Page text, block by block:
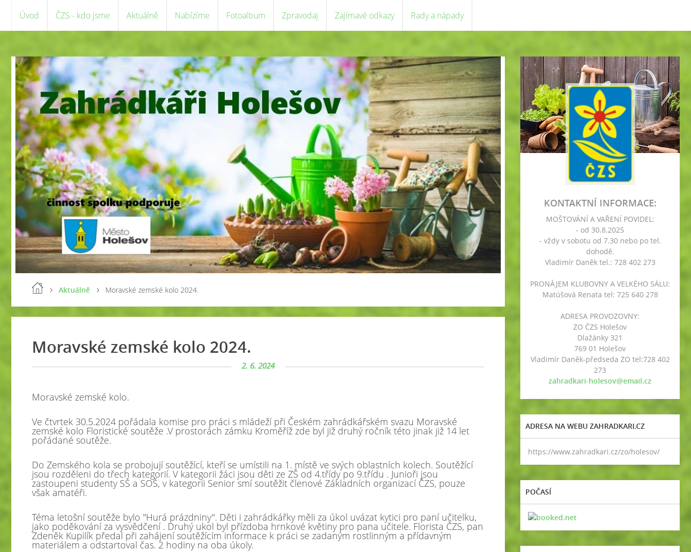
Úvod ČZS - kdo jsme Aktuálně Nabízíme Fotoalbum Zpravodaj Zajímavé odkazy Rady a nápady
Aktuálně Moravské zemské kolo 2024.
Moravské zemské kolo 2024.
2. 6. 2024
Moravské zemské kolo.
Ve čtvrtek 30.5.2024 pořádala komise pro práci s mládeží při Českém zahrádkářském svazu Moravské
zemské kolo Floristické soutěže .V prostorách zámku Kroměříž zde byl již druhý ročník této jinak již 14 let
pořádané soutěže.
Do Zemského kola se probojují soutěžící, kteří se umístili na 1. místě ve svých oblastních kolech. Soutěžící
jsou rozděleni do třech kategorií. V kategorii žáci jsou děti ze ZŠ od 4.třídy po 9.třídu . Junioři jsou
zastoupeni studenty SŠ a SOŠ, v kategorii Senior smí soutěžit členové Základních organizací ČZS, pouze
však amatéři.
Téma letošní soutěže bylo "Hurá prázdniny". Děti i zahrádkářky měli za úkol uvázat kytici pro paní učitelku,
jako poděkování za vysvědčení . Druhý ukol byl přízdoba hrnkové květiny pro pana učitele. Florista ČZS, pan
Zdeněk Kupilík předal při zahájení soutěžícím informace k práci se zadaným rostlinným a přídavným
materiálem a odstartoval čas. 2 hodiny na oba úkoly.
KONTAKTNÍ INFORMACE:
MOŠTOVÁNÍ A VAŘENÍ POVIDEL:
- od 30.8.2025
- vždy v sobotu od 7.30 nebo po tel.
dohodě.
Vladimír Daněk tel.: 728 402 273
PRONÁJEM KLUBOVNY A VELKÉHO SÁLU:
Matúšová Renata tel: 725 640 278
ADRESA PROVOZOVNY:
ZO ČZS Holešov
Dlažánky 321
769 01 Holešov
Vladimír Daněk-předseda ZO tel:728 402
273
zahradkari-holesov@email.cz
ADRESA NA WEBU ZAHRADKARI.CZ
https://www.zahradkari.cz/zo/holesov/
POČASÍ